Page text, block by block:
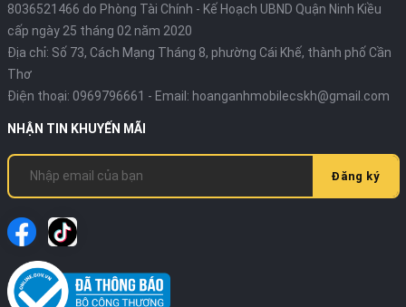
8036521466 do Phòng Tài Chính - Kế Hoạch UBND Quận Ninh Kiều
cấp ngày 25 tháng 02 năm 2020
Địa chỉ: Số 73, Cách Mạng Tháng 8, phường Cái Khế, thành phố Cần
Thơ
Điện thoại: 0969796661 - Email: hoanganhmobilecskh@gmail.com
NHẬN TIN KHUYẾN MÃI
Đăng ký